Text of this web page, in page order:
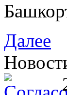
Далее